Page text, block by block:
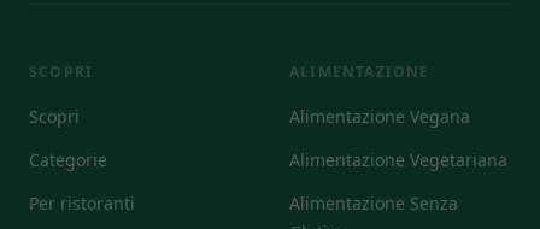
SCOPRI
Scopri
Categorie
Per ristoranti
ALIMENTAZIONE
Alimentazione Vegana
Alimentazione Vegetariana
Alimentazione Senza